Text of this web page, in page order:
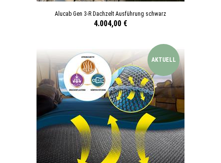
Alucab Gen 3-R Dachzelt Ausführung schwarz
4.004,00 €
AKTUELL